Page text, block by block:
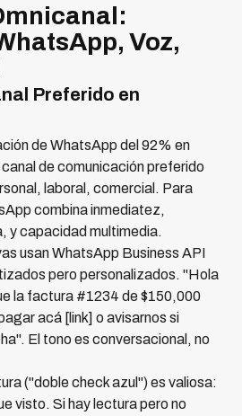
Voz,
Preferido en
de WhatsApp del 92% en
de comunicación preferido
laboral, comercial. Para
combina inmediatez,
y capacidad multimedia.
usan WhatsApp Business API
pero personalizados. "Hola
la factura #1234 de $150,000
acá [link] o avisarnos si
El tono es conversacional, no
("doble check azul") es valiosa:
visto. Si hay lectura pero no